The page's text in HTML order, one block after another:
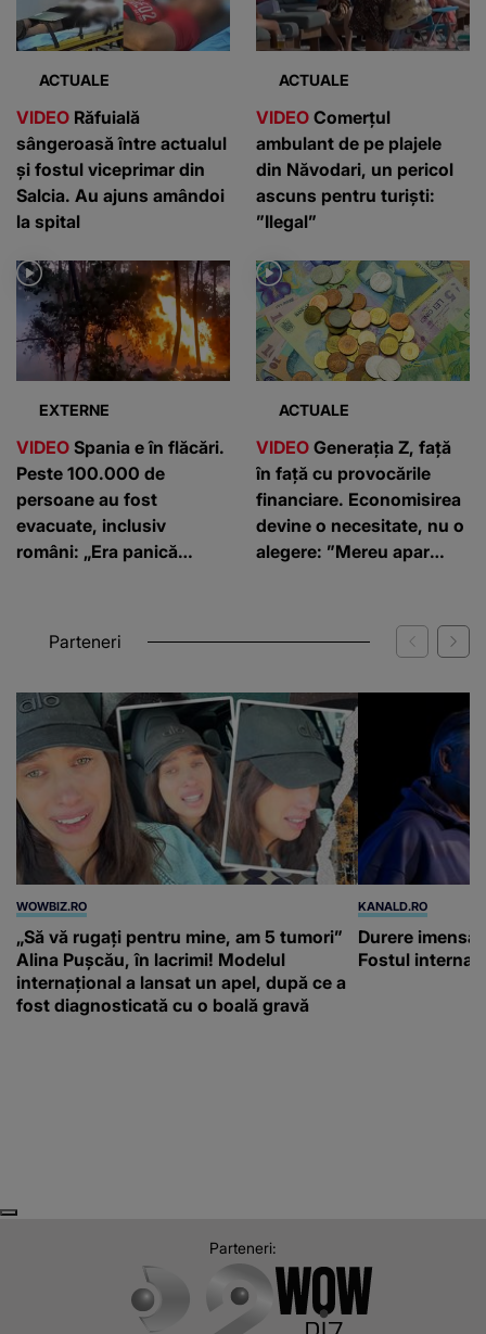
ACTUALE
VIDEO Răfuială
sângeroasă între actualul
și fostul viceprimar din
Salcia. Au ajuns amândoi
la spital
ACTUALE
VIDEO Comerțul
ambulant de pe plajele
din Năvodari, un pericol
ascuns pentru turiști:
”Ilegal”
EXTERNE
VIDEO Spania e în flăcări.
Peste 100.000 de
persoane au fost
evacuate, inclusiv
români: „Era panică
ACTUALE
VIDEO Generația Z, față
în față cu provocările
financiare. Economisirea
devine o necesitate, nu o
alegere: ”Mereu apar
Parteneri
WOWBIZ.RO
„Să vă rugați pentru mine, am 5 tumori”
Alina Pușcău, în lacrimi! Modelul
internațional a lansat un apel, după ce a
fost diagnosticată cu o boală gravă
KANALD.RO
Durere
Fostul
Parteneri: